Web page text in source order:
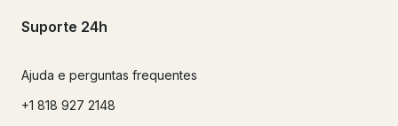
Suporte 24h
Ajuda e perguntas frequentes
+1 818 927 2148